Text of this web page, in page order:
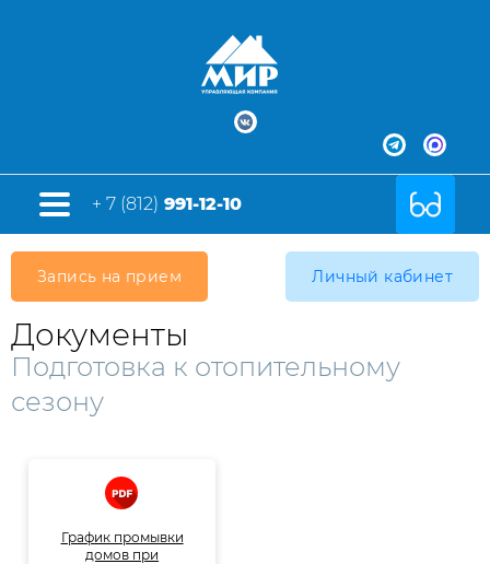
+ 7 (812) 991-12-10
Запись на прием Личный кабинет
Документы
Подготовка к отопительному
сезону
График промывки
домов при